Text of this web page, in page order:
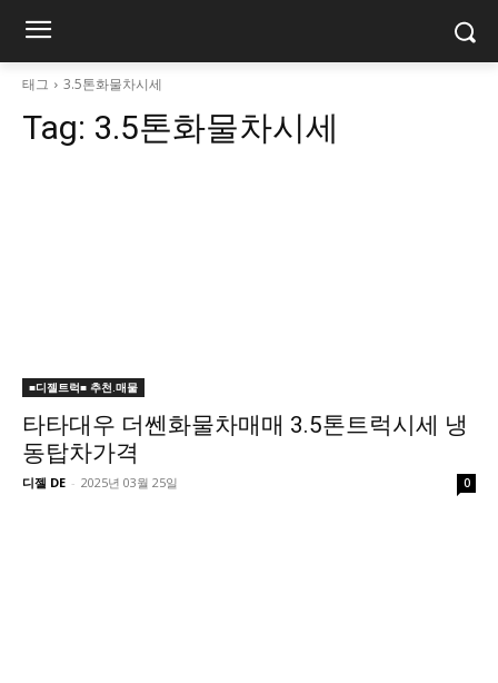
태그 3.5톤화물차시세
Tag: 3.5톤화물차시세
■디젤트럭■ 추천.매물
타타대우 더쎈화물차매매 3.5톤트럭시세 냉
동탑차가격
디젤 DE - 2025년 03월 25일 0